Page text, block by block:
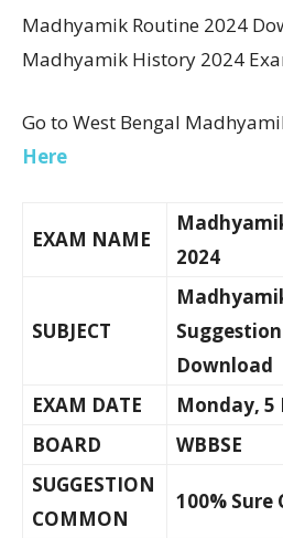
Madhyamik Routine 2024
Madhyamik History 2024
Go to West Bengal
Here
EXAM NAME
2024
SUBJECT
Suggestion
Download
EXAM DATE
Monday, 5
BOARD
WBBSE
SUGGESTION
COMMON
100% Sure